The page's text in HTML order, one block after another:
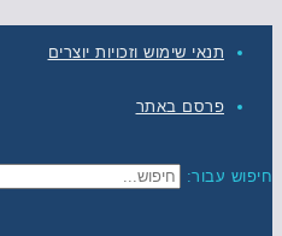
תנאי שימוש וזכויות יוצרים
פרסם באתר
חיפוש עבור: